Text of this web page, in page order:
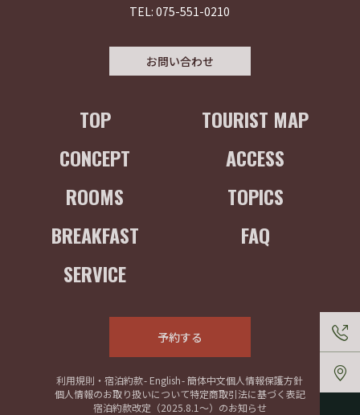
TEL: 075-551-0210
お問い合わせ
TOP
CONCEPT
ROOMS
BREAKFAST
SERVICE
TOURIST MAP
ACCESS
TOPICS
FAQ
予約する
利用規則・宿泊約款- English- 簡体中文個人情報保護方針
個人情報のお取り扱いについて特定商取引法に基づく表記
宿泊約款改定（2025.8.1〜）のお知らせ